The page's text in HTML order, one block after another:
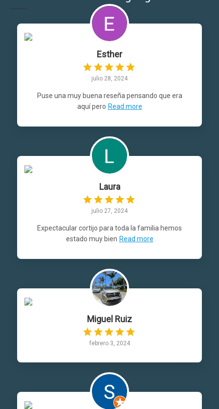
Esther
julio 28, 2024
Puse una muy buena reseña pensando que era
aquí pero Read more
Laura
julio 27, 2024
Expectacular cortijo para toda la familia hemos
estado muy bien Read more
Miguel Ruiz
febrero 3, 2024